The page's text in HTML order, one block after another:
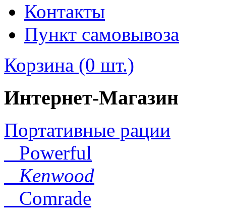
Контакты
Пункт самовывоза
Корзина (0 шт.)
Интернет-Магазин
Портативные рации
Powerful
Kenwood
Comrade